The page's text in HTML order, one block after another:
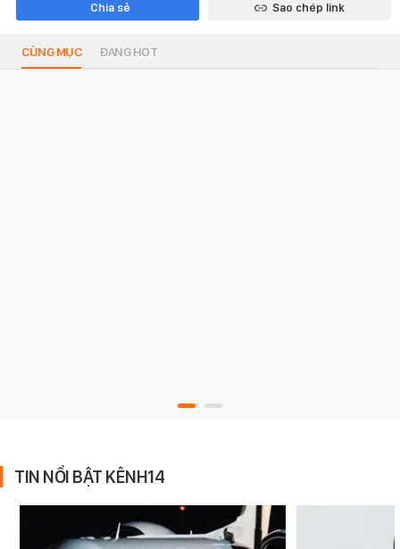
Chia sẻ Sao chép link
CÙNG MỤC ĐANG HOT
TIN NỔI BẬT KÊNH14